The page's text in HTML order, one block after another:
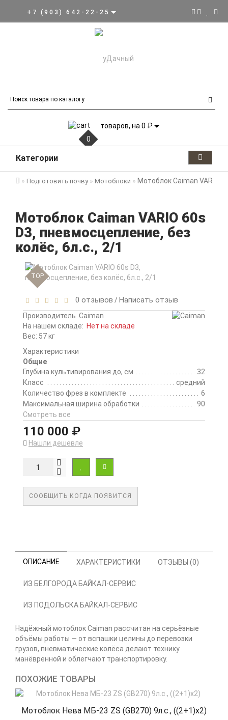
+7 (903) 642-22-25
0
товаров, на 0 ₽
Категории
Подготовить почву Мотоблоки Мотоблок Caiman VARIO
Мотоблок Caiman VARIO 60s
D3, пневмосцепление, без
колёс, 6л.с., 2/1
TOP
0 отзывов /Написать отзыв
Производитель Caiman
На нашем складе: Нет на складе
Вес: 57 кг
Характеристики
Общие
Глубина культивирования до, см
32
Класс
средний
Количество фрез в комплекте
6
Максимальная ширина обработки
90
Смотреть все
110 000 ₽
Нашли дешевле
СООБЩИТЬ КОГДА ПОЯВИТСЯ
ОПИСАНИЕ ХАРАКТЕРИСТИКИ ОТЗЫВЫ (0)
ИЗ БЕЛГОРОДА БАЙКАЛ-СЕРВИС
ИЗ ПОДОЛЬСКА БАЙКАЛ-СЕРВИС
Надёжный мотоблок Caiman рассчитан на серьёзные
объёмы работы — от вспашки целины до перевозки
грузов, пневматические колёса делают технику
манёвренной и облегчают транспортировку.
ПОХОЖИЕ ТОВАРЫ
Мотоблок Нева МБ-23 ZS (GB270) 9л.с., ((2+1)x2)